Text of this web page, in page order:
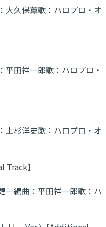
大久保薫歌： ハロプロ・オ
平田祥一郎歌： ハロプロ・
上杉洋史歌： ハロプロ・オ
Track】
一編曲： 平田祥一郎歌： ハ